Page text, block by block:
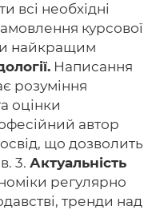
всі необхідні
курсової
найкращим
Написання
розуміння
оцінки
автор
що дозволить
3. Актуальність
регулярно
тренди над